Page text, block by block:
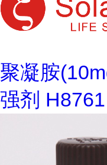
聚凝胺
强剂 H8761